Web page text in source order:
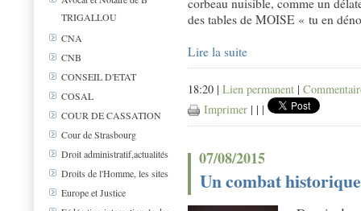
TRIGALLOU
CNA
CNB
CONSEIL D'ETAT
COSAL
COUR DE CASSATION
Cour de Strasbourg
Droit administratif,actualités
Droits de l'Homme, les sites
Europe et Justice
corbeau nuisible, comme un
des tables de MOISE « tu en
Lire la suite
18:20 | Lien permanent |
Imprimer | | |
07/08/2015
Un combat